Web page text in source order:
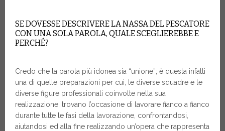
SE DOVESSE DESCRIVERE LA NASSA DEL PESCATORE
CON UNA SOLA PAROLA, QUALE SCEGLIEREBBE E
PERCHÉ?
Credo che la parola più idonea sia “unione”; è questa infatti
una di quelle preparazioni per cui, le diverse squadre e le
diverse figure professionali coinvolte nella sua
realizzazione, trovano l’occasione di lavorare fianco a fianco
durante tutte le fasi della lavorazione, confrontandosi,
aiutandosi ed alla fine realizzando un’opera che rappresenta